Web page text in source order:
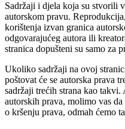
Sadržaji i djela koja su stvorili
autorskom pravu.
korištenja izvan granica
odgovarajućeg autora ili
stranica dopušteni su samo za
Ukoliko sadržaji na ovoj
poštovat će se autorska prava
sadržaji trećih strana kao
autorskih prava, molimo vas
o kršenju prava, odmah ćemo